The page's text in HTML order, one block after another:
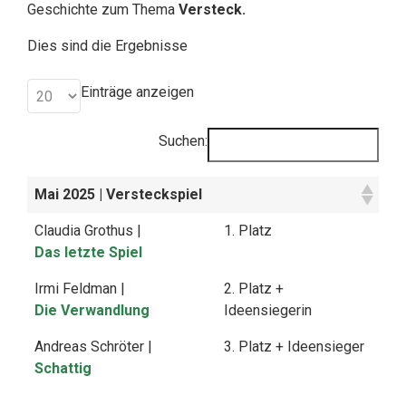
Geschichte zum Thema Versteck.
Dies sind die Ergebnisse
Einträge anzeigen
Suchen:
Mai 2025 | Versteckspiel
Claudia Grothus |
Das letzte Spiel
1. Platz
Irmi Feldman |
Die Verwandlung
2. Platz +
Ideensiegerin
Andreas Schröter |
Schattig
3. Platz + Ideensieger